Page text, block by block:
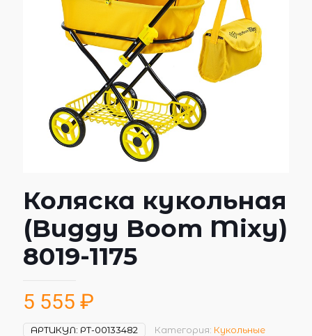
Коляска кукольная
(Buggy Boom Mixy)
8019-1175
5 555 ₽
АРТИКУЛ: РТ-00133482 Категория: Кукольные